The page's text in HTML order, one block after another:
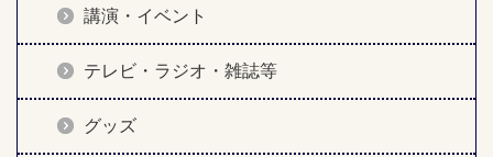
講演・イベント
テレビ・ラジオ・雑誌等
グッズ